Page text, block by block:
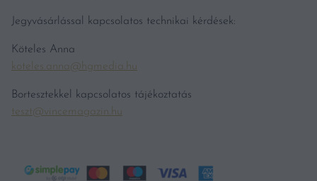
Jegyvásárlással kapcsolatos technikai kérdések:
Köteles Anna
koteles.anna@hgmedia.hu
Bortesztekkel kapcsolatos tájékoztatás
teszt@vincemagazin.hu